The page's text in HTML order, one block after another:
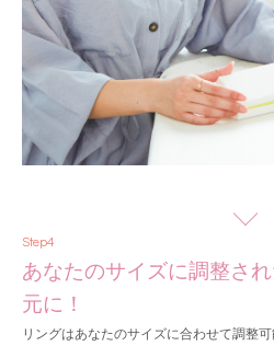
Step4
あなたのサイズに調整さ
元に！
リングはあなたのサイズに合わせて調整